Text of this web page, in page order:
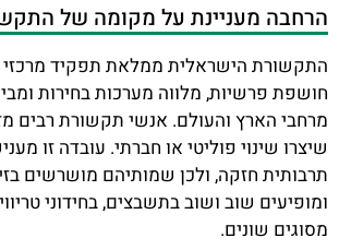
הרחבה מעניינת על מקומה של
התקשורת הישראלית ממלאת תפקיד מרכזי
חושפת פרשיות, מלווה מערכות בחירות
מרחבי הארץ והעולם. אנשי תקשורת רבים
שיצרו שינוי פוליטי או חברתי. עובדה זו
תרבותית חזקה, ולכן שמותיהם מושרשים
ומופיעים שוב ושוב בתשבצים, בחידוני
מסוגים שונים.